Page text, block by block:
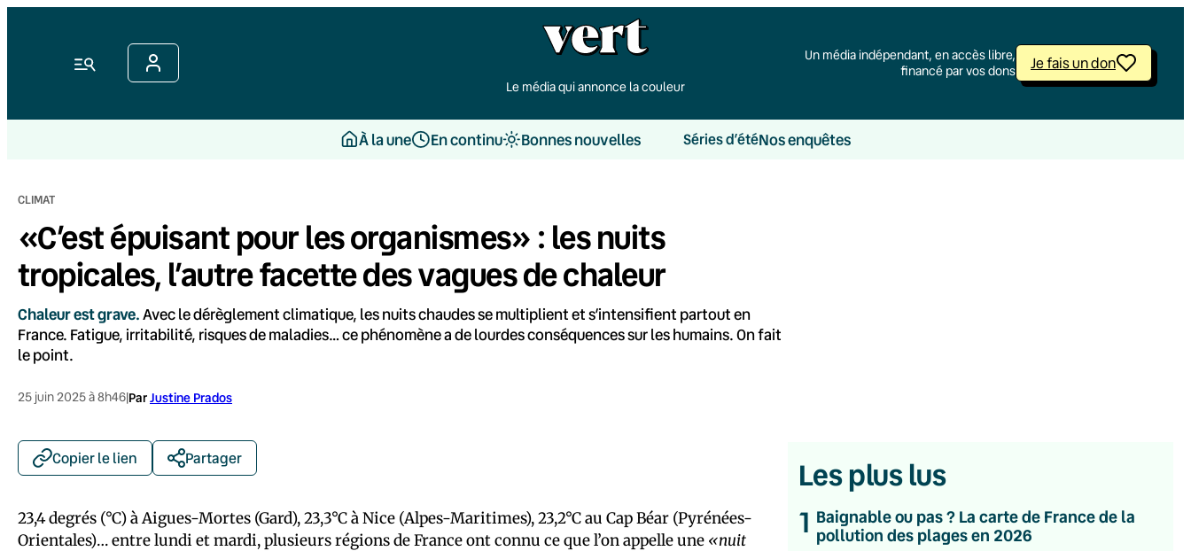
Menu
Le média qui annonce la couleur
Un média indépendant, en accès libre,
financé par vos dons
Je fais un don
À la une En continu Bonnes nouvelles Séries d’étéNos enquêtes
CLIMAT
«C’est épuisant pour les organismes» : les nuits
tropicales, l’autre facette des vagues de chaleur
Chaleur est grave.Avec le dérèglement climatique, les nuits chaudes se multiplient et s’intensifient partout en
France. Fatigue, irritabilité, risques de maladies… ce phénomène a de lourdes conséquences sur les humains. On fait
le point.
25 juin 2025 à 8h46|ParJustine Prados
Copier le lien Partager
23,4 degrés (°C) à Aigues-Mortes (Gard), 23,3°C à Nice (Alpes-Maritimes), 23,2°C au Cap Béar (Pyrénées-
Orientales)… entre lundi et mardi, plusieurs régions de France ont connu ce que l’on appelle une «nuit
Les plus lus
1 Baignable ou pas ? La carte de France de la
pollution des plages en 2026